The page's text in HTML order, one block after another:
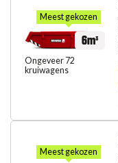
Meest gekozen
6m³
Ongeveer 72
kruiwagens
Meest gekozen